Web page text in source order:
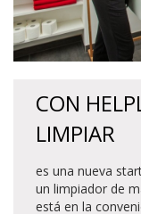
CON
LIMPIAR
es una nueva
un limpiador de
está en la